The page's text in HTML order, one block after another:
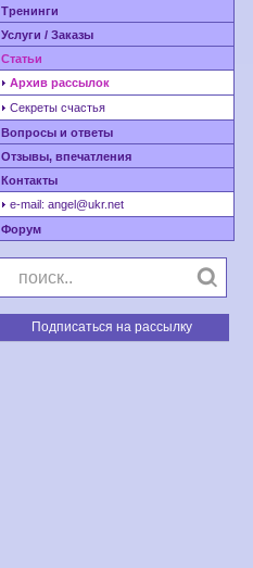
Тренинги
Услуги / Заказы
Статьи
Архив рассылок
Секреты счастья
Вопросы и ответы
Отзывы, впечатления
Контакты
e-mail: angel@ukr.net
Форум
Подписаться на рассылку